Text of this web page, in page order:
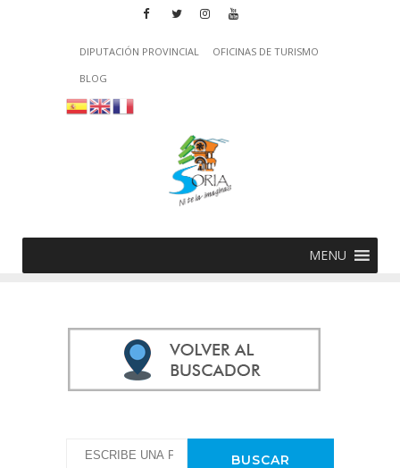
DIPUTACIÓN PROVINCIAL
OFICINAS DE TURISMO
BLOG
MENU